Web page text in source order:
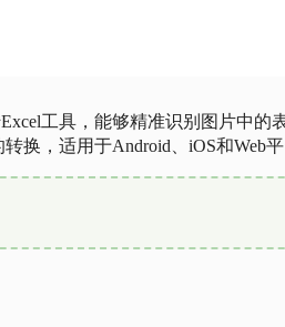
工具，能够精准识别图片中的
换，适用于Android、iOS和Web